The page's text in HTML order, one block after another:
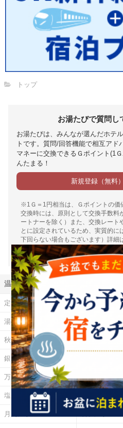
トップ
お湯たびで質問し
お湯たびは、みんなが選んだホテ
トです。質問/回答機能で相互ア
マネーに交換できるＧポイント(1
んたまる！
新規登録（無料
※1Ｇ＝1円相当は、Ｇポイントの価
交換時には、原則として交換手数料
ートナーを除く）また、交換レート
とに設定されているため、実質的に
下回らない場合もございます）詳細
ージをご確認ください。
温泉地から探す
定山渓温泉 登別温泉
湯の川温泉（北海道） 乳頭温泉
秋保温泉 東山温泉
銀山温泉
万座温泉 四万温泉
塩原温泉
月岡温泉